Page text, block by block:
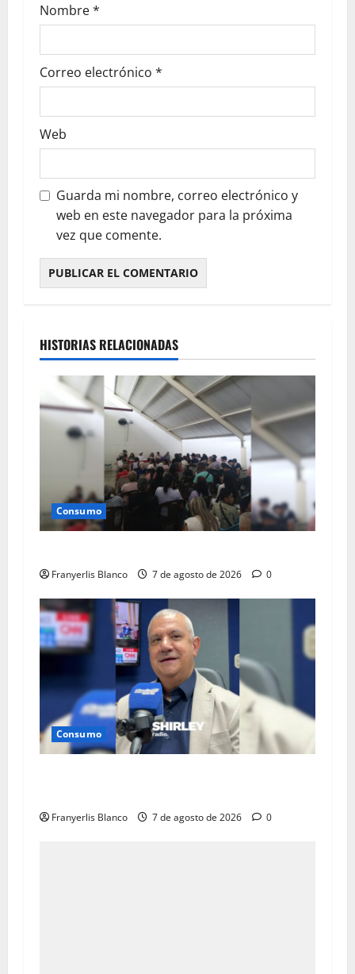
Nombre*
Correo electrónico *
Web
Guarda mi nombre, correo electrónico y
web en este navegador para la próxima
vez que comente.
HISTORIAS RELACIONADAS
Consumo
Franyerlis Blanco 7 de agosto de 2026 0
Consumo
Franyerlis Blanco 7 de agosto de 2026 0